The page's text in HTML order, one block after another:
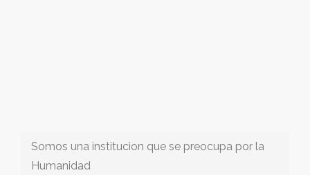
Somos una institucion que se preocupa por la
Humanidad